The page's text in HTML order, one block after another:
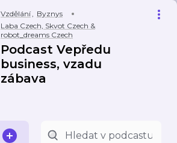
Vzdělání, Byznys
Laba Czech, Skvot Czech &
robot_dreams Czech
Podcast Vepředu
business, vzadu
zábava